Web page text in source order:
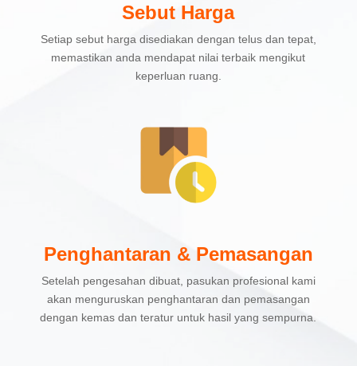
Sebut Harga
Setiap sebut harga disediakan dengan telus dan tepat,
memastikan anda mendapat nilai terbaik mengikut
keperluan ruang.
Penghantaran & Pemasangan
Setelah pengesahan dibuat, pasukan profesional kami
akan menguruskan penghantaran dan pemasangan
dengan kemas dan teratur untuk hasil yang sempurna.